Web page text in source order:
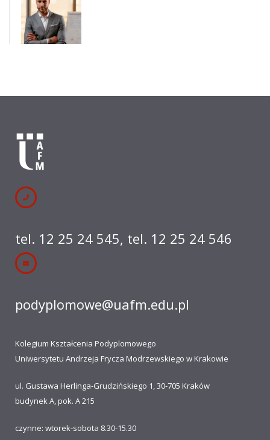
tel. 12 25 24 545, tel. 12 25 24 546
podyplomowe@uafm.edu.pl
Kolegium Kształcenia Podyplomowego
Uniwersytetu Andrzeja Frycza Modrzewskiego w Krakowie
ul. Gustawa Herlinga-Grudzińskiego 1, 30-705 Kraków
budynek A, pok. A 215
czynne: wtorek-sobota 8.30-15.30